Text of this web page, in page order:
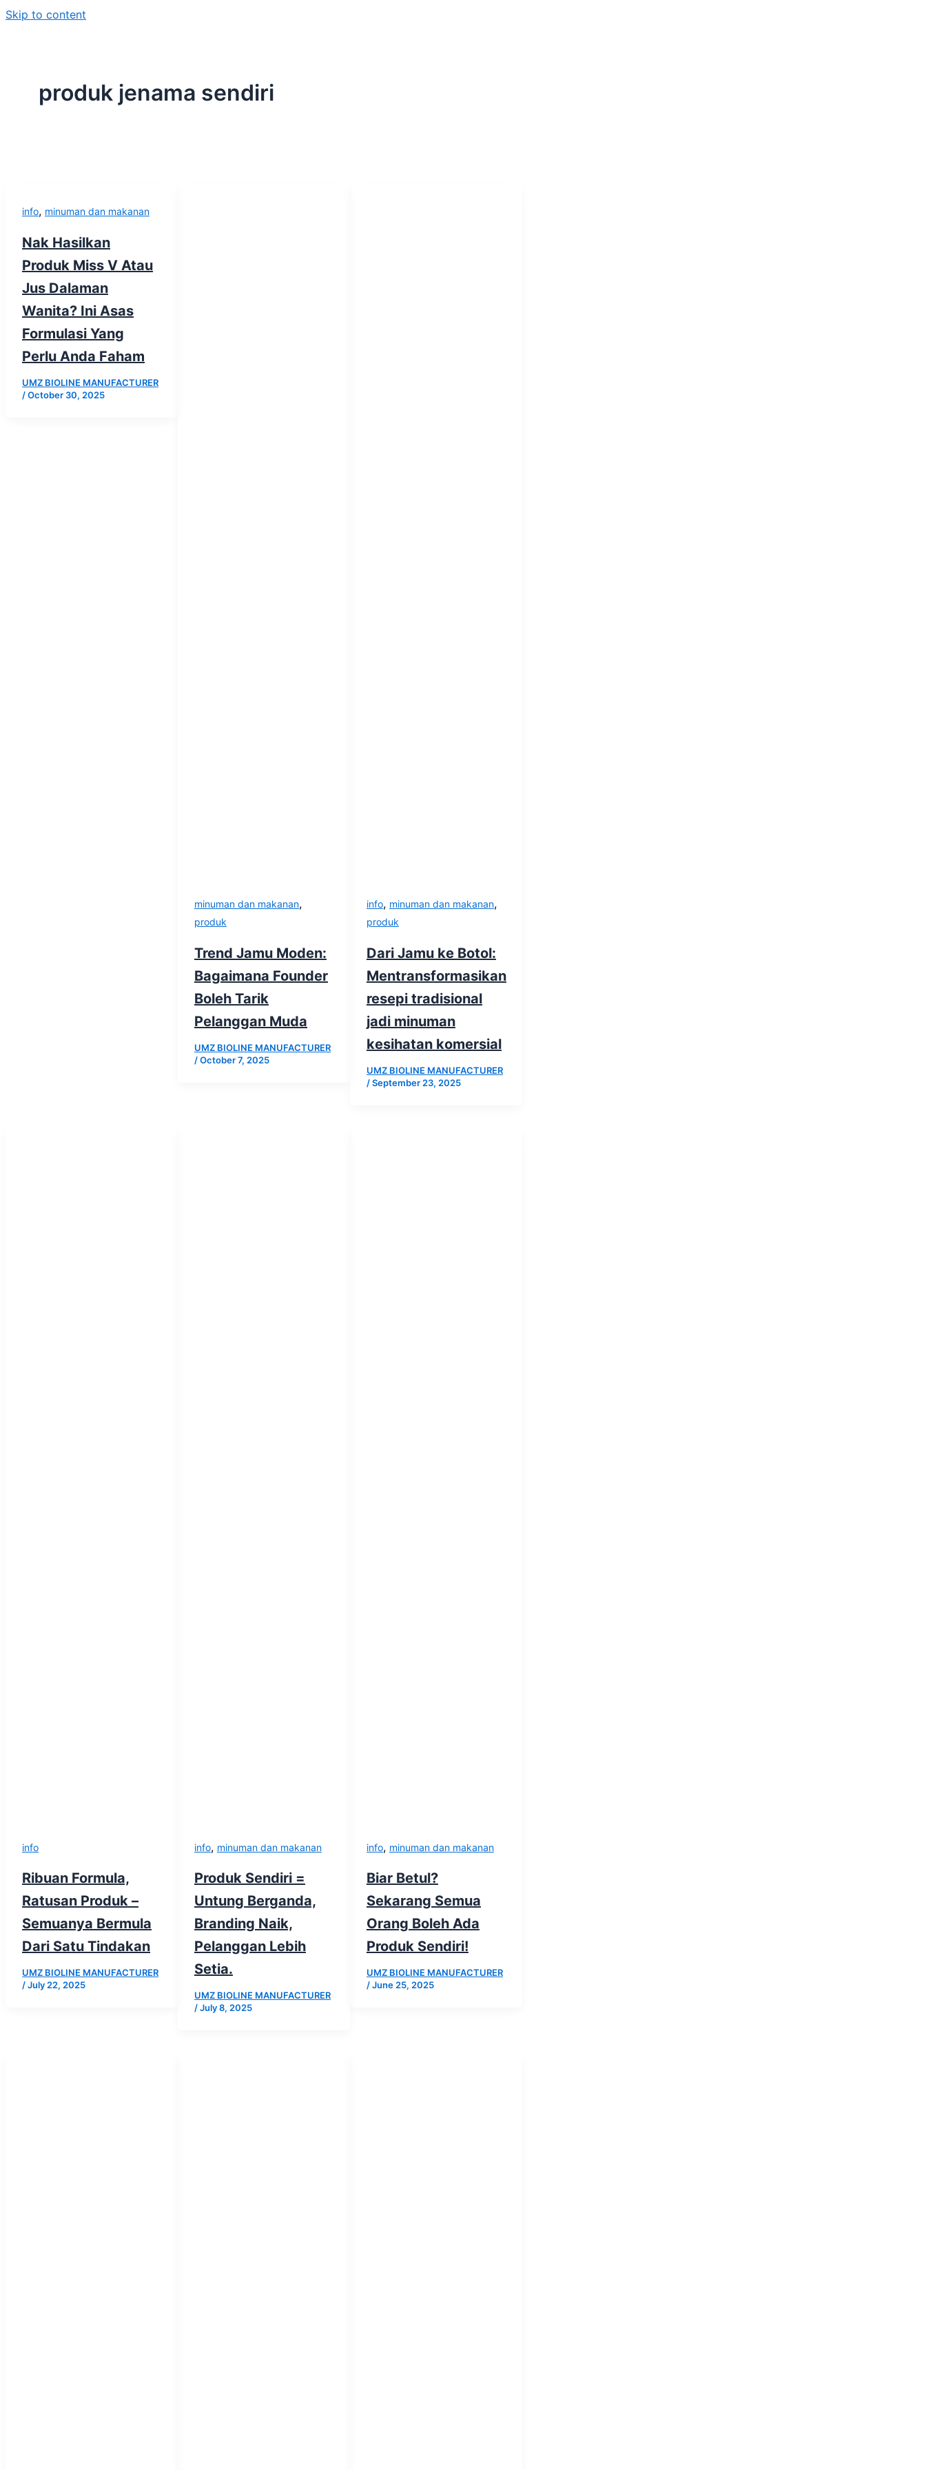
Skip to content
produk jenama sendiri
info, minuman dan makanan
Nak Hasilkan
Produk Miss V Atau
Jus Dalaman
Wanita? Ini Asas
Formulasi Yang
Perlu Anda Faham
UMZ BIOLINE MANUFACTURER
/October 30, 2025
minuman dan makanan,
produk
Trend Jamu Moden:
Bagaimana Founder
Boleh Tarik
Pelanggan Muda
UMZ BIOLINE MANUFACTURER
/October 7, 2025
info, minuman dan makanan,
produk
Dari Jamu ke Botol:
Mentransformasikan
resepi tradisional
jadi minuman
kesihatan komersial
UMZ BIOLINE MANUFACTURER
/September 23, 2025
info
Ribuan Formula,
Ratusan Produk –
Semuanya Bermula
Dari Satu Tindakan
UMZ BIOLINE MANUFACTURER
/July 22, 2025
info, minuman dan makanan
Produk Sendiri =
Untung Berganda,
Branding Naik,
Pelanggan Lebih
Setia.
UMZ BIOLINE MANUFACTURER
/July 8, 2025
info, minuman dan makanan
Biar Betul?
Sekarang Semua
Orang Boleh Ada
Produk Sendiri!
UMZ BIOLINE MANUFACTURER
/June 25, 2025